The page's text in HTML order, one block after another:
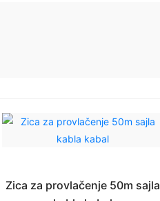
Zica za provlačenje 50m sajla